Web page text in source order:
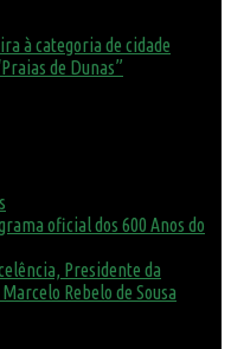
à categoria de cidade
de Dunas”
oficial dos 600 Anos do
Presidente da
Rebelo de Sousa